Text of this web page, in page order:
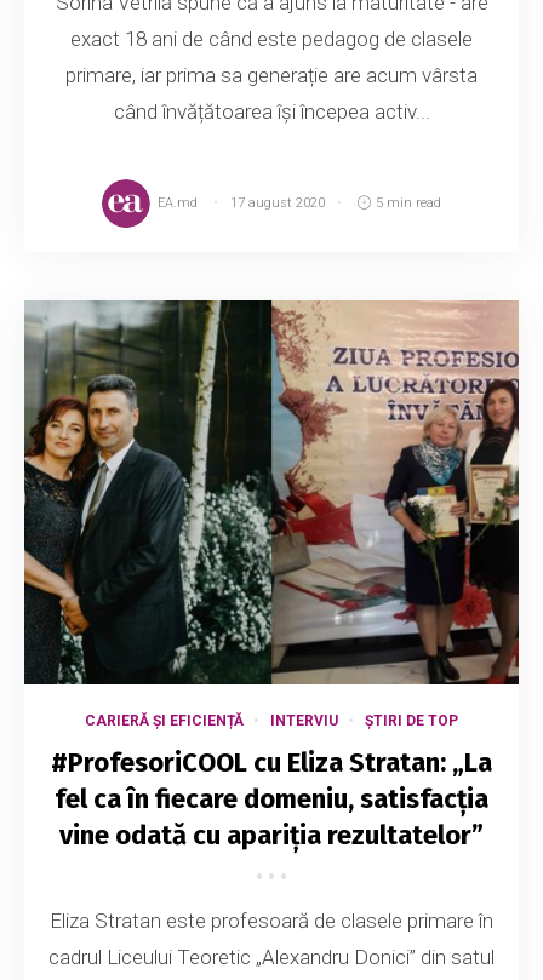
exact 18 ani de când este pedagog de clasele
primare, iar prima sa generație are acum vârsta
când învățătoarea își începea activ...
EA.md 17 august 2020 5 min read
CARIERĂ ȘI EFICIENȚĂ INTERVIU ȘTIRI DE TOP
#ProfesoriCOOL cu Eliza Stratan: „La
fel ca în fiecare domeniu, satisfacția
vine odată cu apariția rezultatelor”
Eliza Stratan este profesoară de clasele primare în
cadrul Liceului Teoretic „Alexandru Donici” din satul